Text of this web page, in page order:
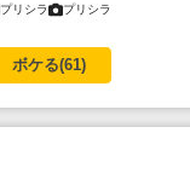
プリシラ プリシラ
ボケる(61)